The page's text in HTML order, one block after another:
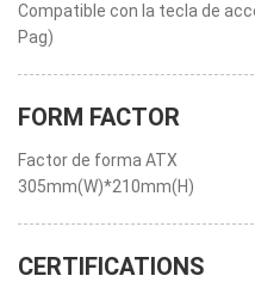
Compatible con la tecla de
Pag)
FORM FACTOR
Factor de forma ATX
305mm(W)*210mm(H)
CERTIFICATIONS